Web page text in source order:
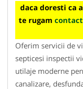
daca doresti ca
te rugam
Oferim servicii de
septicesi inspectii
utilaje moderne
canalizare,